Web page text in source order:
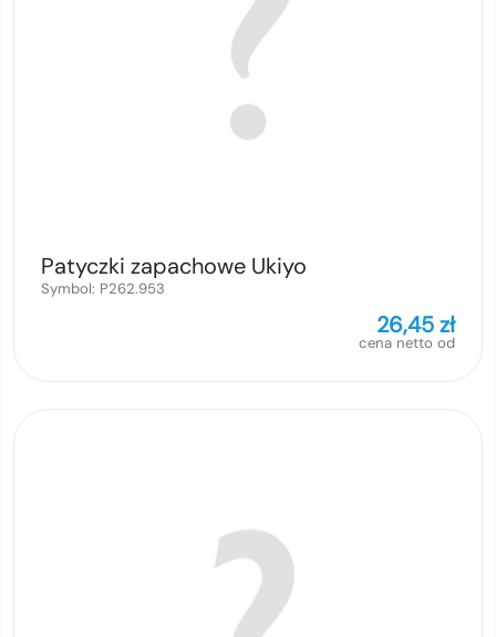
Patyczki zapachowe Ukiyo
Symbol: P262.953
26,45zł
cena netto od